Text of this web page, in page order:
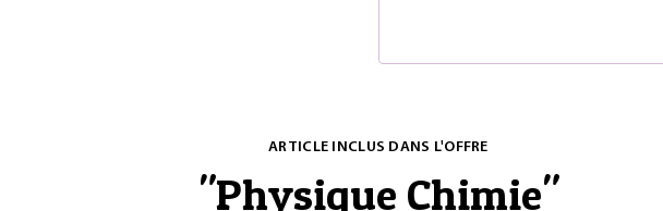
ARTICLE INCLUS DANS L'OFFRE
"Physique Chimie"